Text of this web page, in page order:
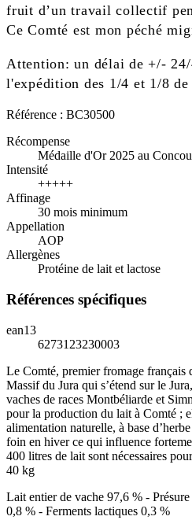
fruit d’un travail collectif
Ce Comté est mon péché
Attention: un délai de +/-
l'expédition des 1/4 et 1/8 de
Référence : BC30500
Récompense
Médaille d'Or 2025 au
Intensité
+++++
Affinage
30 mois minimum
Appellation
AOP
Allergènes
Protéine de lait et lactose
Références spécifiques
ean13
6273123230003
Le Comté, premier fromage français
Massif du Jura qui s’étend sur le
vaches de races Montbéliarde et
pour la production du lait à Comté ;
alimentation naturelle, à base
foin en hiver ce qui influence
400 litres de lait sont nécessaires
40 kg
Lait entier de vache 97,6 % -
0,8 % - Ferments lactiques 0,3 %